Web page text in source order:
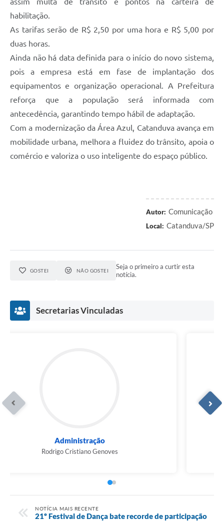
habilitação.
As tarifas serão de R$ 2,50 por uma hora e R$ 5,00 por
duas horas.
Ainda não há data definida para o início do novo sistema,
pois a empresa está em fase de implantação dos
equipamentos e organização operacional. A Prefeitura
reforça que a população será informada com
antecedência, garantindo tempo hábil de adaptação.
Com a modernização da Área Azul, Catanduva avança em
mobilidade urbana, melhora a fluidez do trânsito, apoia o
comércio e valoriza o uso inteligente do espaço público.
Autor: Comunicação
Local: Catanduva/SP
GOSTEI NÃO GOSTEI
Seja o primeiro a curtir esta
notícia.
Secretarias Vinculadas
Administração
Rodrigo Cristiano Genoves
NOTÍCIA MAIS RECENTE
21º Festival de Dança bate recorde de participação